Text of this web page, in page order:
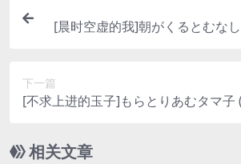
[晨时空虚的我]朝がくるとむな
下一篇
[不求上进的玉子]もらとりあむタマ子
放/下载][MP4/5GB][中文字幕]
相关文章